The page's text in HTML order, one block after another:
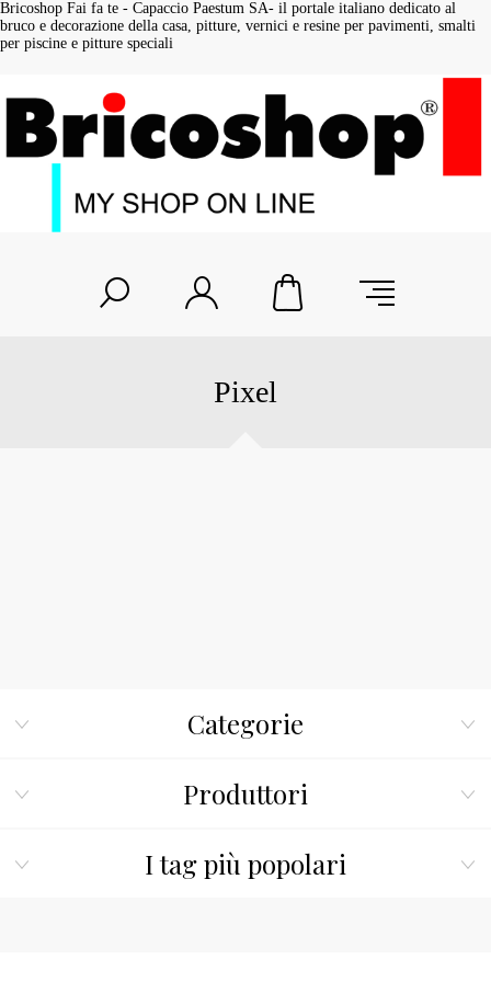
Bricoshop Fai fa te - Capaccio Paestum SA- il portale italiano dedicato al
bruco e decorazione della casa, pitture, vernici e resine per pavimenti, smalti
per piscine e pitture speciali
Pixel
Categorie
Produttori
I tag più popolari